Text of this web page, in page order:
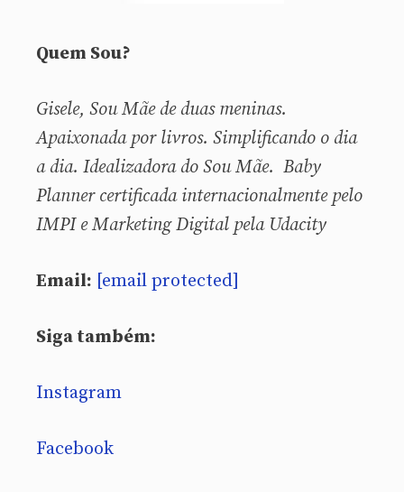
Quem Sou?
Gisele, Sou Mãe de duas meninas.
Apaixonada por livros. Simplificando o dia
a dia. Idealizadora do Sou Mãe. Baby
Planner certificada internacionalmente pelo
IMPI e Marketing Digital pela Udacity
Email: [email protected]
Siga também:
Instagram
Facebook